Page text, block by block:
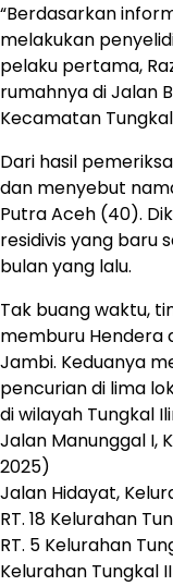
“Berdasarkan
melakukan
pelaku pertama,
rumahnya di Jalan
Kecamatan Tungkal
Dari hasil
dan menyebut
Putra Aceh (40).
residivis yang baru
bulan yang lalu.
Tak buang waktu,
memburu Hendera
Jambi. Keduanya
pencurian di lima
di wilayah Tungkal
Jalan Manunggal I,
2025)
Jalan Hidayat,
RT. 18 Kelurahan
RT. 5 Kelurahan
Kelurahan Tungkal